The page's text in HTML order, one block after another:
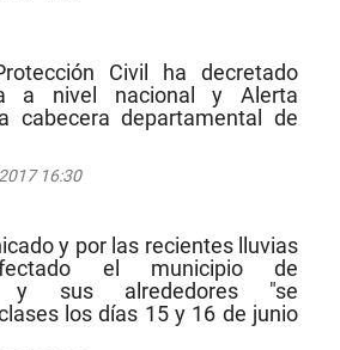
Civil ha decretado
a nivel nacional y Alerta
cabecera departamental de
16:30
y por las recientes lluvias
el municipio de
y sus alrededores "se
los días 15 y 16 de junio